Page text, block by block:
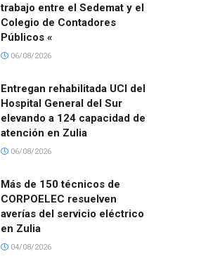
trabajo entre el Sedemat y el
Colegio de Contadores
Públicos «
06/08/2026
Entregan rehabilitada UCI del
Hospital General del Sur
elevando a 124 capacidad de
atención en Zulia
06/08/2026
Más de 150 técnicos de
CORPOELEC resuelven
averías del servicio eléctrico
en Zulia
04/08/2026